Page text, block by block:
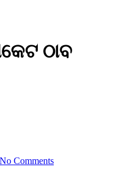
ଠାବ
No Comments